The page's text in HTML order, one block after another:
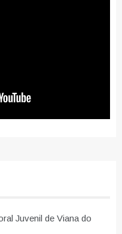
Juvenil de Viana do